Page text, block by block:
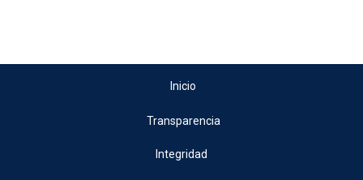
Inicio
Transparencia
Integridad